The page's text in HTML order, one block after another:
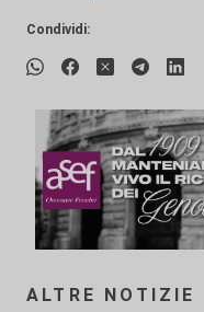
Condividi:
ALTRE NOTIZIE